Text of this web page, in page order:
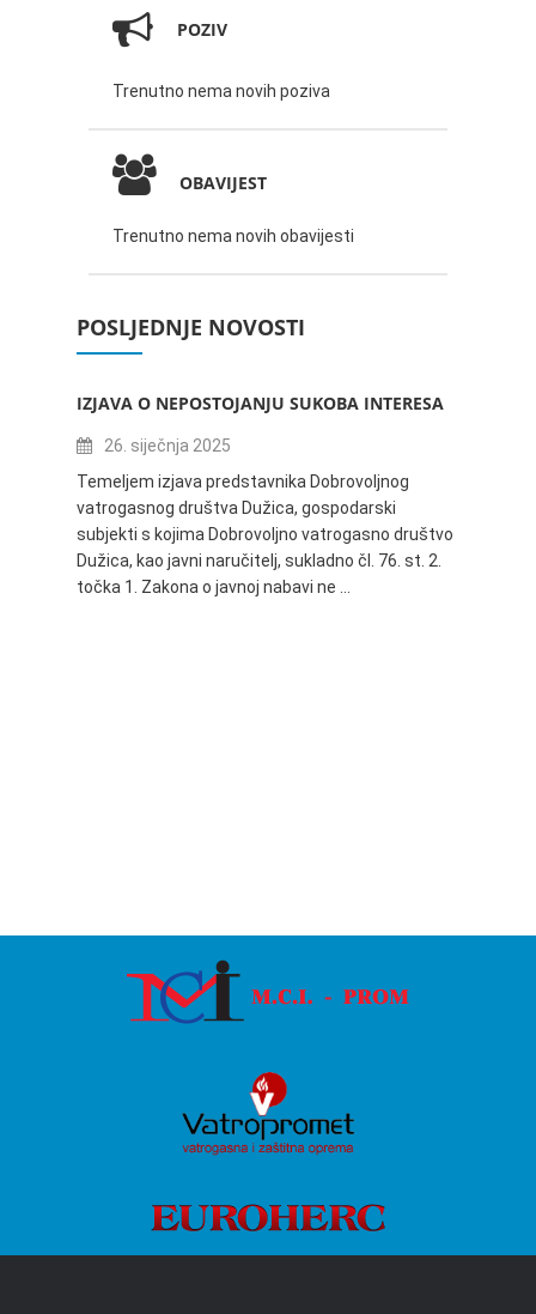
POZIV
Trenutno nema novih poziva
OBAVIJEST
Trenutno nema novih obavijesti
POSLJEDNJE NOVOSTI
IZJAVA O NEPOSTOJANJU SUKOBA INTERESA
26. siječnja 2025
Temeljem izjava predstavnika Dobrovoljnog
vatrogasnog društva Dužica, gospodarski
subjekti s kojima Dobrovoljno vatrogasno društvo
Dužica, kao javni naručitelj, sukladno čl. 76. st. 2.
točka 1. Zakona o javnoj nabavi ne …